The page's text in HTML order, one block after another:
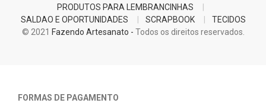
PRODUTOS PARA LEMBRANCINHAS
SALDAO E OPORTUNIDADES
SCRAPBOOK
TECIDOS
© 2021 Fazendo Artesanato - Todos os direitos reservados.
FORMAS DE PAGAMENTO